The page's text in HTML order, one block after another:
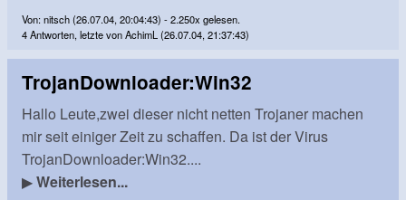
Von: nitsch (26.07.04, 20:04:43) - 2.250x gelesen.
4 Antworten, letzte von AchimL (26.07.04, 21:37:43)
TrojanDownloader:Win32
Hallo Leute,zwei dieser nicht netten Trojaner machen
mir seit einiger Zeit zu schaffen. Da ist der Virus
TrojanDownloader:Win32....
▶Weiterlesen...